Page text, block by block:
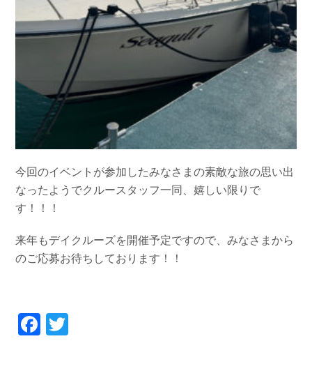
今回のイベントが参加したみなさまの素敵な旅の思い出
なったようでクルースタッフ一同、嬉しい限りで
す！！！
来年もデイクルーズを開催予定ですので、みなさまから
のご応募お待ちしております！！
Facebook